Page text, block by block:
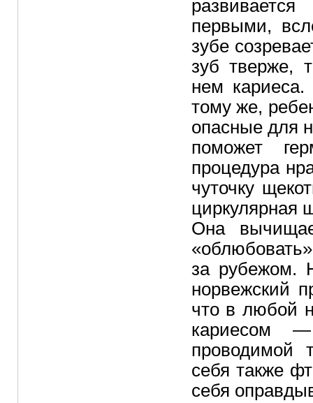
первыми,
зубе
зуб тверже,
нем
тому же,
опасные для
поможет
процедура
чуточку
циркулярная
Она
за рубежом.
норвежский
что в любой
кариесом —
проводимой
себя также
себя